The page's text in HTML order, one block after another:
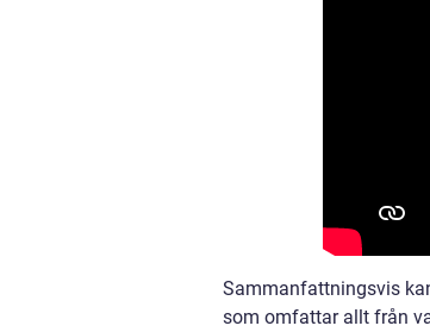
Sammanfattningsvis
som omfattar allt från